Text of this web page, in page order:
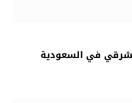
في السعودية